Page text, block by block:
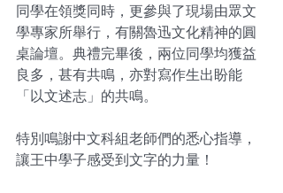
同學在領獎同時，更參與了現場由眾文
學專家所舉行，有關魯迅文化精神的圓
桌論壇。典禮完畢後，兩位同學均獲益
良多，甚有共鳴，亦對寫作生出盼能
「以文述志」的共鳴。
特別鳴謝中文科組老師們的悉心指導，
讓王中學子感受到文字的力量！